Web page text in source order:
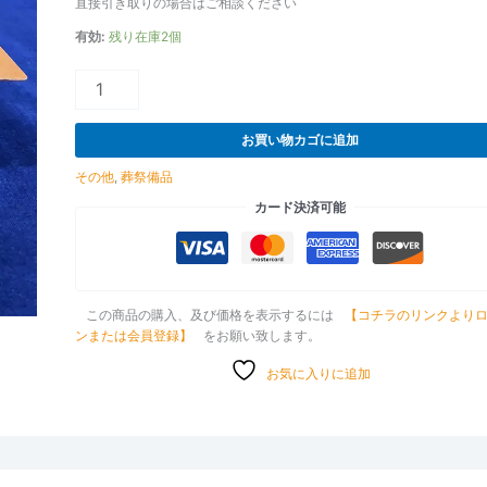
有効: 残り在庫2個
態:
お買い物カゴに追加
その他,葬祭備品
カード決済可能
この商品の購入、及び価格を表示するには
【コチラのリンクより
ンまたは会員登録】
をお願い致します。
お気に入りに追加